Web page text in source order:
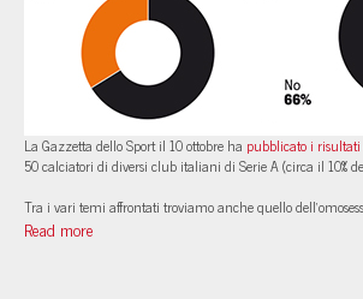
La Gazzetta dello Sport il 10 ottobre ha pubblicato i
50 calciatori di diversi club italiani di Serie A (circa il 10%
Tra i vari temi affrontati troviamo anche quello
Read more